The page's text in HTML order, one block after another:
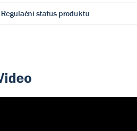
Regulační status produktu